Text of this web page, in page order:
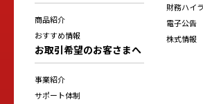
商品紹介
おすすめ情報
お取引希望のお客さまへ
事業紹介
サポート体制
財務ハイ
電子公告
株式情報